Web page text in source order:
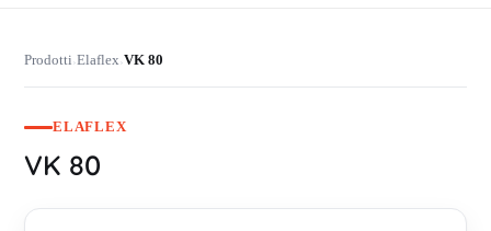
Prodotti›Elaflex›VK 80
ELAFLEX
VK 80